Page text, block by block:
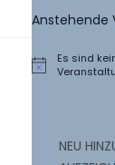
Anstehende
Hinweis
Es sind
NEU